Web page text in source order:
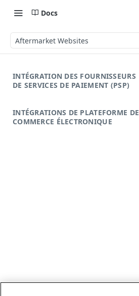
Docs
Aftermarket Websites
INTÉGRATION DES FOURNISSEURS
DE SERVICES DE PAIEMENT (PSP)
INTÉGRATIONS DE PLATEFORME DE
COMMERCE ÉLECTRONIQUE